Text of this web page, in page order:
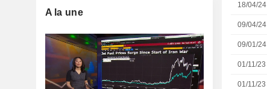
18/04/24
09/04/24
09/01/24
01/11/23
01/11/23
A la une